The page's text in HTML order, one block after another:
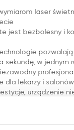
laser
jest bezbolesny i
sekundę, w jednym
dla lekarzy i
urządzenie